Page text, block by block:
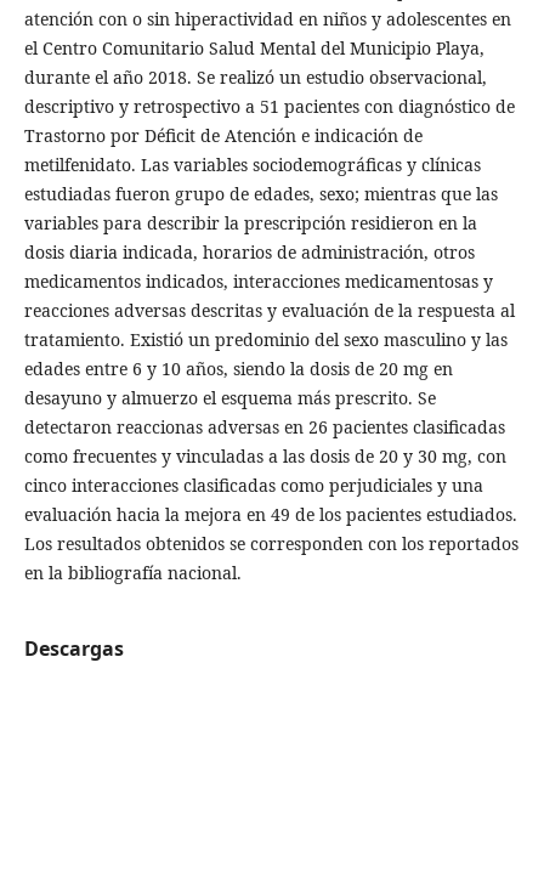
atención con o sin hiperactividad en niños y adolescentes en
el Centro Comunitario Salud Mental del Municipio Playa,
durante el año 2018. Se realizó un estudio observacional,
descriptivo y retrospectivo a 51 pacientes con diagnóstico de
Trastorno por Déficit de Atención e indicación de
metilfenidato. Las variables sociodemográficas y clínicas
estudiadas fueron grupo de edades, sexo; mientras que las
variables para describir la prescripción residieron en la
dosis diaria indicada, horarios de administración, otros
medicamentos indicados, interacciones medicamentosas y
reacciones adversas descritas y evaluación de la respuesta al
tratamiento. Existió un predominio del sexo masculino y las
edades entre 6 y 10 años, siendo la dosis de 20 mg en
desayuno y almuerzo el esquema más prescrito. Se
detectaron reaccionas adversas en 26 pacientes clasificadas
como frecuentes y vinculadas a las dosis de 20 y 30 mg, con
cinco interacciones clasificadas como perjudiciales y una
evaluación hacia la mejora en 49 de los pacientes estudiados.
Los resultados obtenidos se corresponden con los reportados
en la bibliografía nacional.
Descargas